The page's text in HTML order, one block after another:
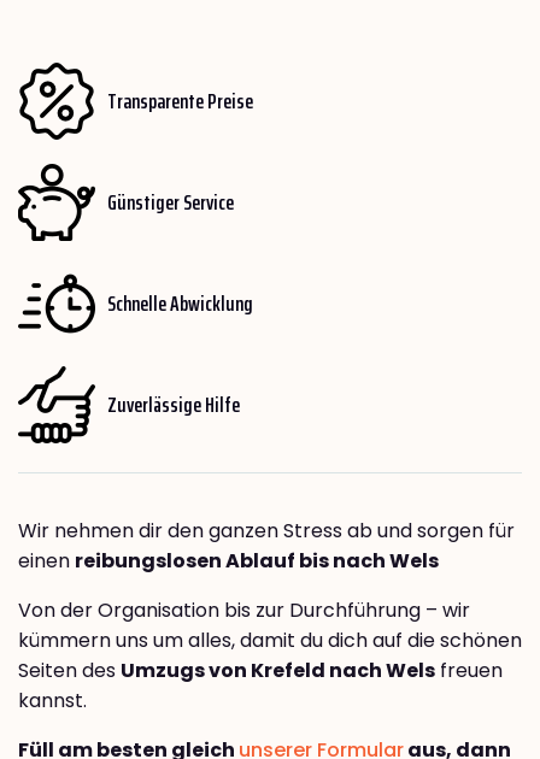
Transparente Preise
Günstiger Service
Schnelle Abwicklung
Zuverlässige Hilfe
Wir nehmen dir den ganzen Stress ab und sorgen für
einen reibungslosen Ablauf bis nach Wels
Von der Organisation bis zur Durchführung – wir
kümmern uns um alles, damit du dich auf die schönen
Seiten des Umzugs von Krefeld nach Wels freuen
kannst.
Füll am besten gleich unserer Formularaus, dann